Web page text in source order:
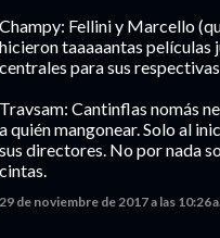
Champy: Fellini y Marcello
hicieron taaaaantas películas
centrales para sus
Travsam: Cantinflas nomás
a quién mangonear. Solo al
sus directores. No por nada
cintas.
29 de noviembre de 2017 a las 10:26